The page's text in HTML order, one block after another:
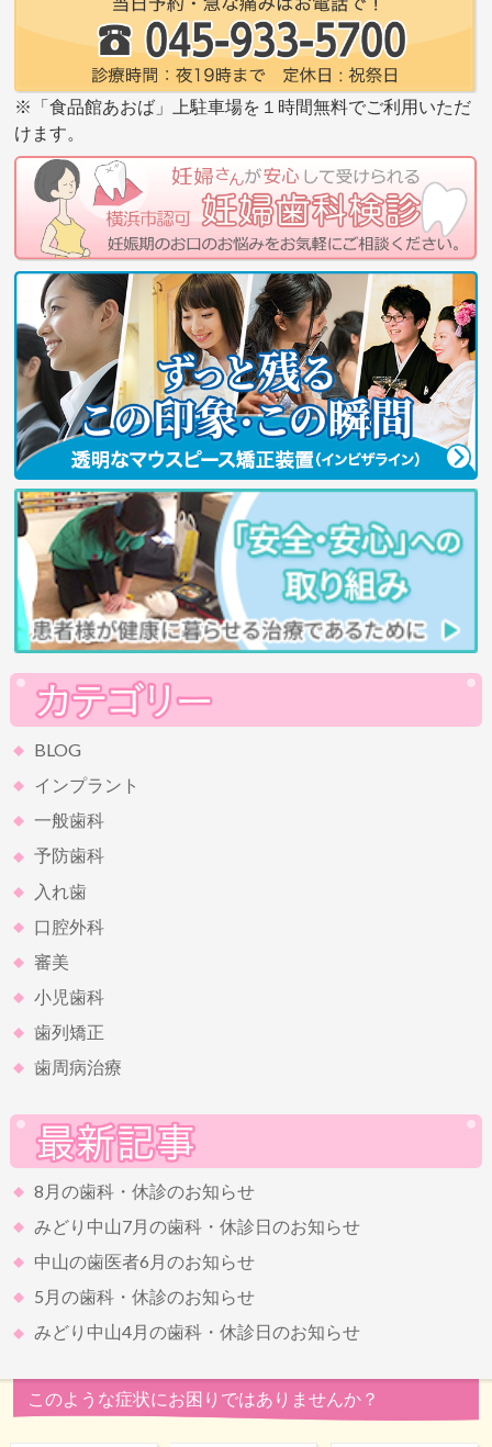
※「食品館あおば」上駐車場を１時間無料でご利用いただ
けます。
BLOG
インプラント
一般歯科
予防歯科
入れ歯
口腔外科
審美
小児歯科
歯列矯正
歯周病治療
8月の歯科・休診のお知らせ
みどり中山7月の歯科・休診日のお知らせ
中山の歯医者6月のお知らせ
5月の歯科・休診のお知らせ
みどり中山4月の歯科・休診日のお知らせ
このような症状にお困りではありませんか？